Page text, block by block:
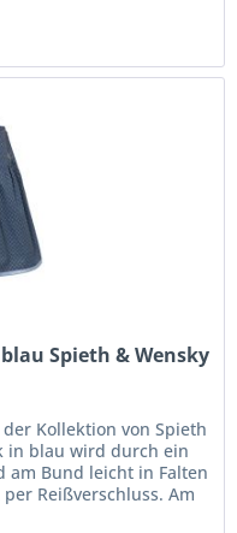
Spieth & Wensky
Kollektion von Spieth
in blau wird durch ein
Bund leicht in Falten
Reißverschluss. Am